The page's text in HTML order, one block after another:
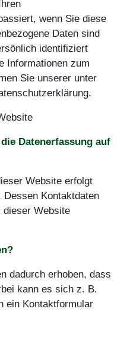
wenn Sie diese
Daten sind
identifiziert
Informationen zum
Sie unserer unter
Datenerfassung auf
Website erfolgt
Dessen Kontaktdaten
dieser Website
dadurch erhoben, dass
kann es sich z. B.
ein Kontaktformular